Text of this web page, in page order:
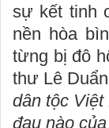
sự kết tinh
nền hòa
từng bị đô
thư Lê Duẩn
dân tộc Việt
đau nào